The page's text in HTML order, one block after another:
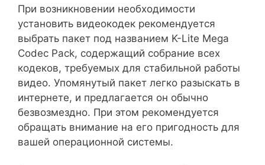
При возникновении необходимости
установить видеокодек рекомендуется
выбрать пакет под названием K-Lite Mega
Codec Pack, содержащий собрание всех
кодеков, требуемых для стабильной работы
видео. Упомянутый пакет легко разыскать в
интернете, и предлагается он обычно
безвозмездно. При этом рекомендуется
обращать внимание на его пригодность для
вашей операционной системы.